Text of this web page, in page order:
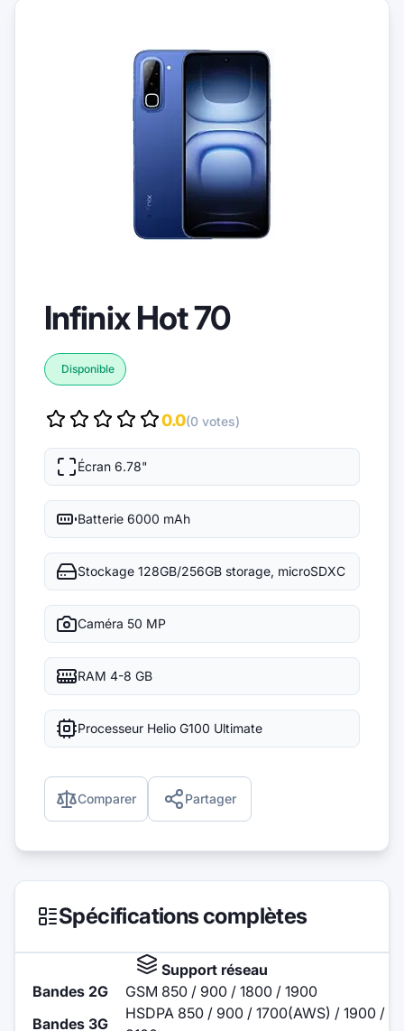
Infinix Hot 70
Disponible
0.0(0 votes)
Écran 6.78"
Batterie 6000 mAh
Stockage 128GB/256GB storage, microSDXC
Caméra 50 MP
RAM 4-8 GB
Processeur Helio G100 Ultimate
Comparer Partager
Spécifications complètes
Support réseau
Bandes 2G
GSM 850 / 900 / 1800 / 1900
Bandes 3G
HSDPA 850 / 900 / 1700(AWS) / 1900 /